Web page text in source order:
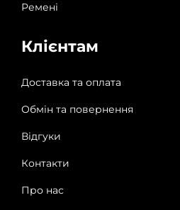
Ремені
Клієнтам
Доставка та оплата
Обмін та повернення
Відгуки
Контакти
Про нас